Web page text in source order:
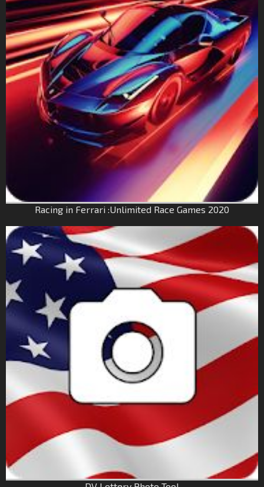
Racing in Ferrari :Unlimited Race Games 2020